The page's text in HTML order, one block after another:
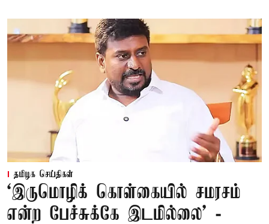
தமிழக செய்திகள்
‘இருமொழிக் கொள்கையில் சமரசம்
என்ற பேச்சுக்கே இடமில்லை’ -